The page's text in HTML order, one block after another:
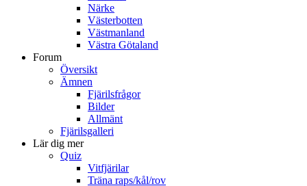
Närke
Västerbotten
Västmanland
Västra Götaland
Forum
Översikt
Ämnen
Fjärilsfrågor
Bilder
Allmänt
Fjärilsgalleri
Lär dig mer
Quiz
Vitfjärilar
Träna raps/kål/rov